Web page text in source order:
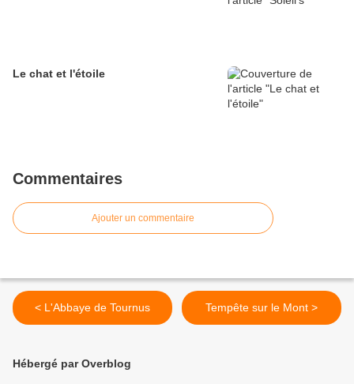
Le chat et l'étoile
Commentaires
Ajouter un commentaire
< L'Abbaye de Tournus Tempête sur le Mont >
Hébergé par Overblog